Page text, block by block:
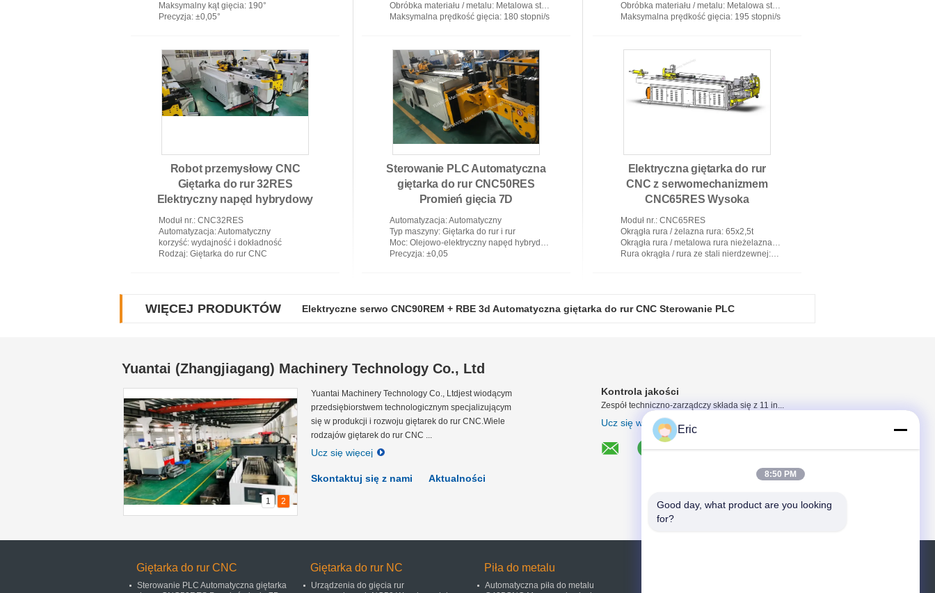
Maksymalny kąt gięcia: 190°
Precyzja: ±0,05°
Obróbka materiału / metalu: Metalowa stal węglowa, żelazo, rury ze stali nierdzewnej
Maksymalna prędkość gięcia: 180 stopni/s
Obróbka materiału / metalu: Metalowa stal węglowa, żelazo, rury ze stali nierdzewnej
Maksymalna prędkość gięcia: 195 stopni/s
Robot przemysłowy CNC
Giętarka do rur 32RES
Elektryczny napęd hybrydowy
oleju
Moduł nr.: CNC32RES
Automatyzacja: Automatyczny
korzyść: wydajność i dokładność
Rodzaj: Giętarka do rur CNC
Sterowanie PLC Automatyczna
giętarka do rur CNC50RES
Promień gięcia 7D
Automatyzacja: Automatyczny
Typ maszyny: Giętarka do rur i rur
Moc: Olejowo-elektryczny napęd hybrydowy
Precyzja: ±0,05
Elektryczna giętarka do rur
CNC z serwomechanizmem
CNC65RES Wysoka
wydajność produkcji Niski
poziom hałasu
Moduł nr.: CNC65RES
Okrągła rura / żelazna rura: 65x2,5t
Okrągła rura / metalowa rura nieżelazna
: 鎮ㄨ鎵剧殑璧勬簮宸茶鍒犻櫎銆佸凡鏇
Rura okrągła / rura ze stali nierdzewnej: 65x1,6t
WIĘCEJ PRODUKTÓW Elektryczne serwo CNC90REM + RBE 3d Automatyczna giętarka do rur CNC Sterowanie PLC
Yuantai (Zhangjiagang) Machinery Technology Co., Ltd
1 2
Yuantai Machinery Technology Co., Ltdjest wiodącym
przedsiębiorstwem technologicznym specjalizującym
się w produkcji i rozwoju giętarek do rur CNC.Wiele
rodzajów giętarek do rur CNC ...
Ucz się więcej
Skontaktuj się z nami Aktualności
Kontrola jakości
Zespół techniczno-zarządczy składa się z 11 in...
Ucz się więcej
Giętarka do rur CNC
Sterowanie PLC Automatyczna giętarka
Giętarka do rur NC
Urządzenia do gięcia rur
Piła do metalu
Automatyczna piła do metalu
Eric
8:50 PM
Good day, what product are you looking
for?